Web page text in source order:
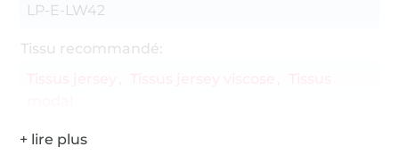
LP-E-LW42
Tissu recommandé: